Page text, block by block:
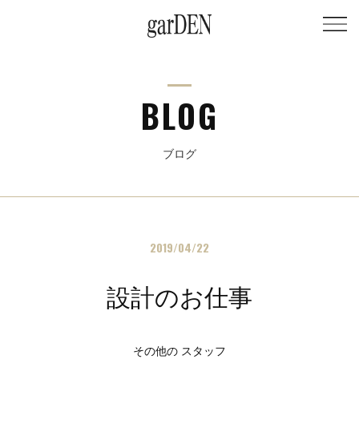
BLOG
ブログ
2019/04/22
設計のお仕事
その他の スタッフ